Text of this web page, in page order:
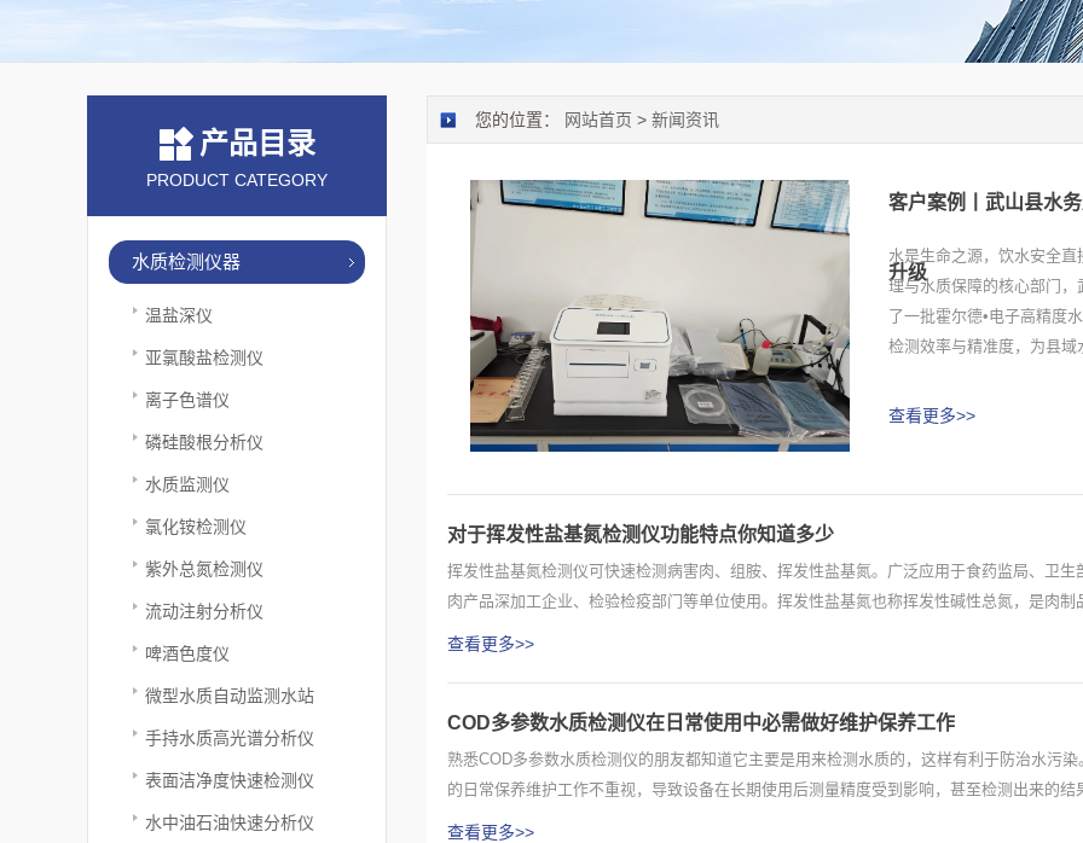
产品目录
PRODUCT CATEGORY
水质检测仪器
温盐深仪
亚氯酸盐检测仪
离子色谱仪
磷硅酸根分析仪
水质监测仪
氯化铵检测仪
紫外总氮检测仪
流动注射分析仪
啤酒色度仪
微型水质自动监测水站
手持水质高光谱分析仪
表面洁净度快速检测仪
水中油石油快速分析仪
您的位置： 网站首页 > 新闻资讯
客户案例丨武山县水
升级
水是生命之源，饮水安全
理与水质保障的核心部门
了一批霍尔德•电子高精度
检测效率与精准度，为县
查看更多>>
对于挥发性盐基氮检测仪功能特点你知道多少
挥发性盐基氮检测仪可快速检测病害肉、组胺、挥发性盐基氮。广泛应用于食药监局、卫
肉产品深加工企业、检验检疫部门等单位使用。挥发性盐基氮也称挥发性碱性总氮，是肉
下发生分...
查看更多>>
COD多参数水质检测仪在日常使用中必需做好维护保养工作
熟悉COD多参数水质检测仪的朋友都知道它主要是用来检测水质的，这样有利于防治水污
的日常保养维护工作不重视，导致设备在长期使用后测量精度受到影响，甚至检测出来的
日常必...
查看更多>>